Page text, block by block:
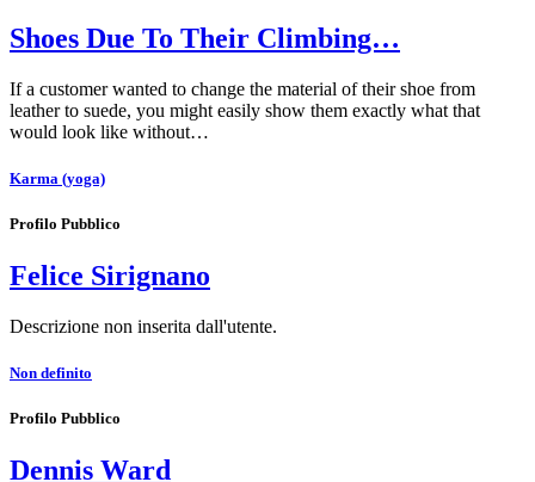
Shoes Due To Their Climbing…
If a customer wanted to change the material of their shoe from
leather to suede, you might easily show them exactly what that
would look like without…
Karma (yoga)
Profilo Pubblico
Felice Sirignano
Descrizione non inserita dall'utente.
Non definito
Profilo Pubblico
Dennis Ward